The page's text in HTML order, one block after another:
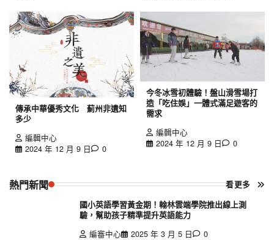
傳承中華優秀文化 薊州非遺知
多少
編輯中心
2024 年 12 月 9 日
0
今冬冰雪初體驗！盤山滑雪場打
造「吃住娛」一體式滿足遊客的
需求
編輯中心
2024 年 12 月 9 日
0
熱門新聞 看更多
國小英語學習黃金期！翰林雲端學院推出線上測
驗，幫助孩子精準提升英語能力
編審中心
2025 年 3 月 5 日
0